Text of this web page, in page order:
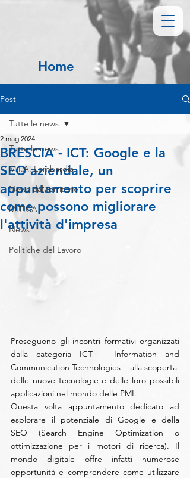
Home
Post
Tutte le news
M.I.A. Lombardia
News dal territorio
MITICA
News
Politiche del Lavoro
Tutte le news
BRESCIA - ICT: Google e la
SEO aziendale, un
appuntamento per scoprire
come possono migliorare
l'attività d'impresa
2 mag 2024
Proseguono gli incontri formativi organizzati
dalla categoria ICT – Information and
Communication Technologies – alla scoperta
delle nuove tecnologie e delle loro possibili
applicazioni nel mondo delle PMI.
Questa volta appuntamento dedicato ad
esplorare il potenziale di Google e della
SEO (Search Engine Optimization o
ottimizzazione per i motori di ricerca). Il
mondo digitale offre infatti numerose
opportunità e comprendere come utilizzare